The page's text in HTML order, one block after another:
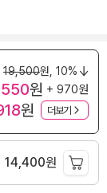
19,500원, 10%
원 + 970원
원 더보기
14,400원